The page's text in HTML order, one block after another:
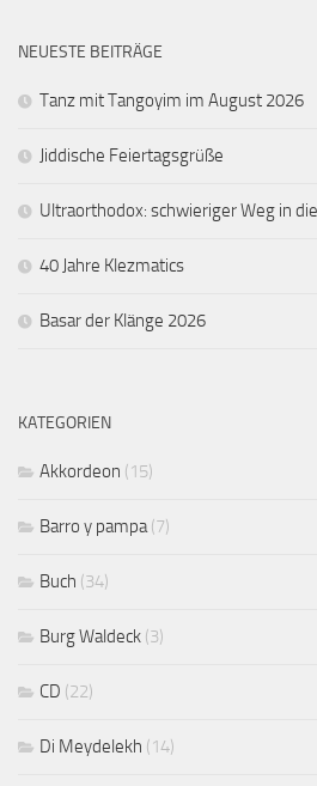
NEUESTE BEITRÄGE
Tanz mit Tangoyim im August 2026
Jiddische Feiertagsgrüße
Ultraorthodox: schwieriger Weg in
40 Jahre Klezmatics
Basar der Klänge 2026
KATEGORIEN
Akkordeon (15)
Barro y pampa(7)
Buch (34)
Burg Waldeck (3)
CD (22)
Di Meydelekh (14)